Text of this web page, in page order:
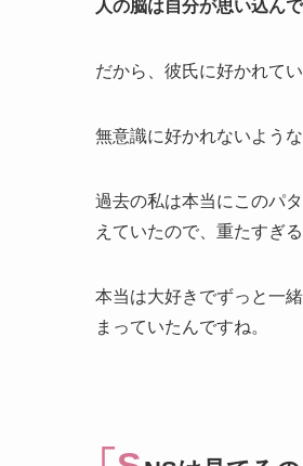
人の脳は自分が思い込ん
だから、彼氏に好かれて
無意識に好かれないよう
過去の私は本当にこのパ
えていたので、重たすぎ
本当は大好きでずっと一
まっていたんですね。